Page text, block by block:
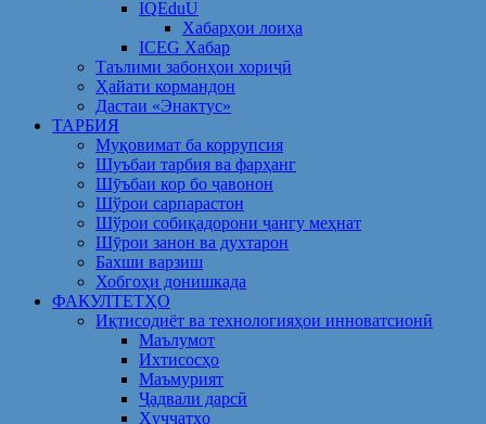
IQEduU
Хабарҳои лоиҳа
ICEG Хабар
Таълими забонҳои хориҷӣ
Ҳайати кормандон
Дастаи «Энактус»
ТАРБИЯ
Муқовимат ба коррупсия
Шуъбаи тарбия ва фарҳанг
Шӯъбаи кор бо ҷавонон
Шўрои сарпарастон
Шўрои собиқадорони ҷангу меҳнат
Шӯрои занон ва духтарон
Бахши варзиш
Хобгоҳи донишкада
ФАКУЛТЕТҲО
Иқтисодиёт ва технологияҳои инноватсионӣ
Маълумот
Ихтисосҳо
Маъмурият
Ҷадвали дарсӣ
Ҳуҷҷатҳо